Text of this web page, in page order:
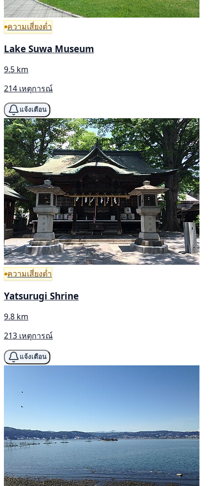
ความเสี่ยงต่ำ
Lake Suwa Museum
9.5 km
214 เหตุการณ์
แจ้งเตือน
ความเสี่ยงต่ำ
Yatsurugi Shrine
9.8 km
213 เหตุการณ์
แจ้งเตือน